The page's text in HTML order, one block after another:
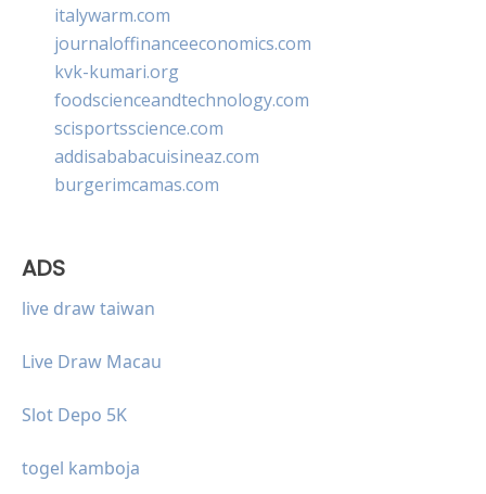
italywarm.com
journaloffinanceeconomics.com
kvk-kumari.org
foodscienceandtechnology.com
scisportsscience.com
addisababacuisineaz.com
burgerimcamas.com
ADS
live draw taiwan
Live Draw Macau
Slot Depo 5K
togel kamboja